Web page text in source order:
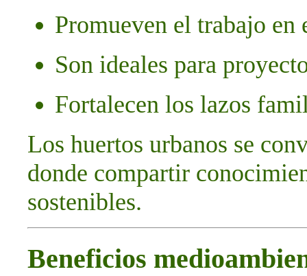
Promueven el trabajo
Son ideales para
Fortalecen los lazos
Los huertos urbanos se
donde compartir
sostenibles.
Beneficios